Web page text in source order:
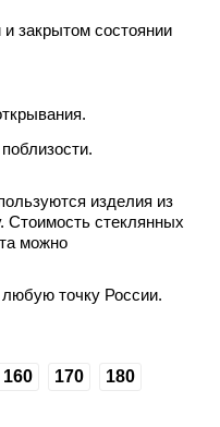
закрытом состоянии
изделия из
Стоимость стеклянных
можно
точку России.
160 170
180